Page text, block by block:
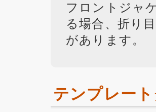
フロントジャ
る場合、折り
があります。
テンプレー